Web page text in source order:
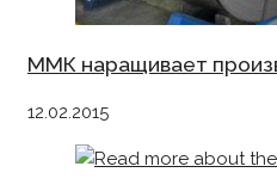
ММК наращивает
12.02.2015